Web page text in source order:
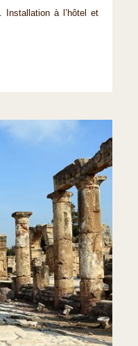
Installation à l’hôtel et